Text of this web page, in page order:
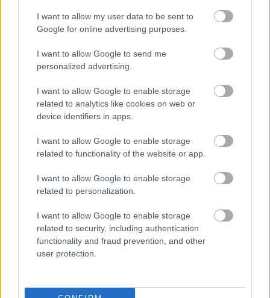
I want to allow my user data to be sent to
Google for online advertising purposes.
I want to allow Google to send me
personalized advertising.
I want to allow Google to enable storage
related to analytics like cookies on web or
device identifiers in apps.
I want to allow Google to enable storage
related to functionality of the website or app.
I want to allow Google to enable storage
related to personalization.
I want to allow Google to enable storage
related to security, including authentication
functionality and fraud prevention, and other
user protection.
darthwalk - felső rakparti dugó árvíz idején
(2010)
Árad a Duna, az alsó rakpartok lezárva, te meg a
dugóban állsz. Mit csinálsz? ...
Ugyanazt a lakást hirdetik
Budapesten és Torontóban?